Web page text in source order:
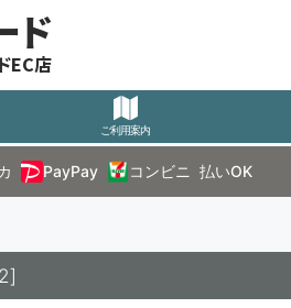
ド
EC店
ご利用案内
PayPay コンビニ 払いOK
]